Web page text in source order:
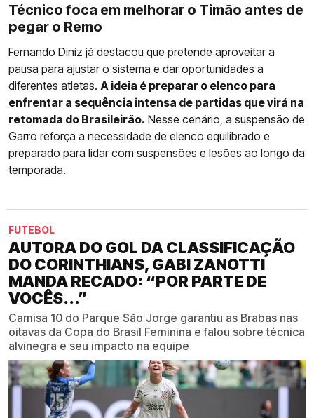
Técnico foca em melhorar o Timão antes de
pegar o Remo
Fernando Diniz já destacou que pretende aproveitar a
pausa para ajustar o sistema e dar oportunidades a
diferentes atletas. A ideia é preparar o elenco para
enfrentar a sequência intensa de partidas que virá na
retomada do Brasileirão. Nesse cenário, a suspensão de
Garro reforça a necessidade de elenco equilibrado e
preparado para lidar com suspensões e lesões ao longo da
temporada.
FUTEBOL
AUTORA DO GOL DA CLASSIFICAÇÃO
DO CORINTHIANS, GABI ZANOTTI
MANDA RECADO: “POR PARTE DE
VOCÊS...”
Camisa 10 do Parque São Jorge garantiu as Brabas nas
oitavas da Copa do Brasil Feminina e falou sobre técnica
alvinegra e seu impacto na equipe